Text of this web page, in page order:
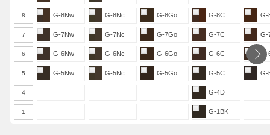
8 G-8Nw G-8Nc G-8Go G-8C G-
7 G-7Nw G-7Nc G-7Go G-7C G-
6 G-6Nw G-6Nc G-6Go G-6C
5 G-5Nw G-5Nc G-5Go G-5C G-
4 G-4D
1 G-1BK